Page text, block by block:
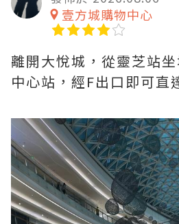
壹方城購物中心
離開大悅城，從靈芝站
中心站，經F出口即可直